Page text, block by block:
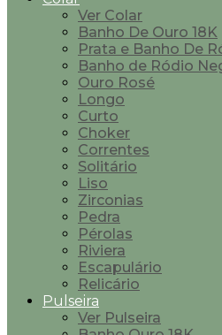
Ver Colar
Banho De Ouro 18K
Prata e Banho De
Banho de Ródio
Ouro Rosé
Longo
Curto
Choker
Correntes
Solitário
Liso
Zirconias
Pedra
Pérolas
Riviera
Escapulário
Relicário
Pulseira
Ver Pulseira